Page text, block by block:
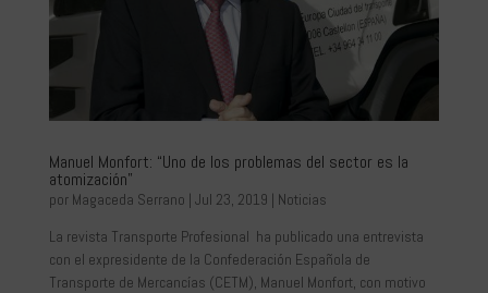
Manuel Monfort: “Uno de los problemas del sector es la
atomización”
por Magaceda Serrano | Jul 23, 2019 | Noticias
La revista Transporte Profesional ha publicado una entrevista
con el expresidente de la Confederación Española de
Transporte de Mercancías (CETM), Manuel Monfort, con motivo